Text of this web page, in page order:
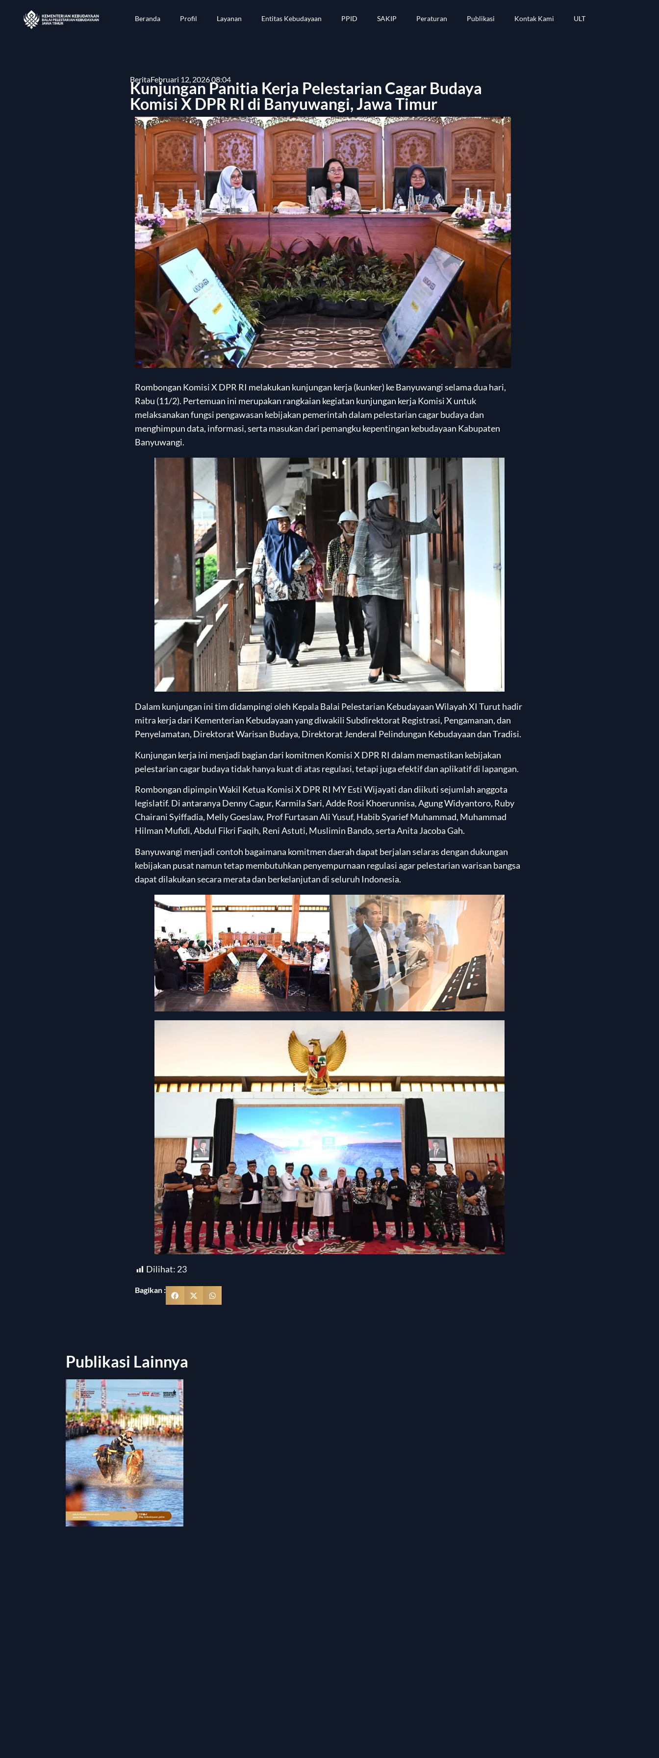
Beranda Profil Layanan Entitas Kebudayaan PPID SAKIP Peraturan Publikasi Kontak Kami ULT
BeritaFebruari 12, 2026 08:04
Kunjungan Panitia Kerja Pelestarian Cagar Budaya
Komisi X DPR RI di Banyuwangi, Jawa Timur
Rombongan Komisi X DPR RI melakukan kunjungan kerja (kunker) ke Banyuwangi selama dua hari,
Rabu (11/2). Pertemuan ini merupakan rangkaian kegiatan kunjungan kerja Komisi X untuk
melaksanakan fungsi pengawasan kebijakan pemerintah dalam pelestarian cagar budaya dan
menghimpun data, informasi, serta masukan dari pemangku kepentingan kebudayaan Kabupaten
Banyuwangi.
Dalam kunjungan ini tim didampingi oleh Kepala Balai Pelestarian Kebudayaan Wilayah XI Turut hadir
mitra kerja dari Kementerian Kebudayaan yang diwakili Subdirektorat Registrasi, Pengamanan, dan
Penyelamatan, Direktorat Warisan Budaya, Direktorat Jenderal Pelindungan Kebudayaan dan Tradisi.
Kunjungan kerja ini menjadi bagian dari komitmen Komisi X DPR RI dalam memastikan kebijakan
pelestarian cagar budaya tidak hanya kuat di atas regulasi, tetapi juga efektif dan aplikatif di lapangan.
Rombongan dipimpin Wakil Ketua Komisi X DPR RI MY Esti Wijayati dan diikuti sejumlah anggota
legislatif. Di antaranya Denny Cagur, Karmila Sari, Adde Rosi Khoerunnisa, Agung Widyantoro, Ruby
Chairani Syiffadia, Melly Goeslaw, Prof Furtasan Ali Yusuf, Habib Syarief Muhammad, Muhammad
Hilman Mufidi, Abdul Fikri Faqih, Reni Astuti, Muslimin Bando, serta Anita Jacoba Gah.
Banyuwangi menjadi contoh bagaimana komitmen daerah dapat berjalan selaras dengan dukungan
kebijakan pusat namun tetap membutuhkan penyempurnaan regulasi agar pelestarian warisan bangsa
dapat dilakukan secara merata dan berkelanjutan di seluruh Indonesia.
Dilihat: 23
Bagikan :
Publikasi Lainnya